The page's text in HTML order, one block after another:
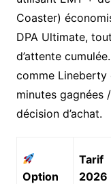
Coaster)
DPA Ultimate,
d’attente
comme Lineberty
minutes gagnées
décision d’achat.
Option
Tarif
2026